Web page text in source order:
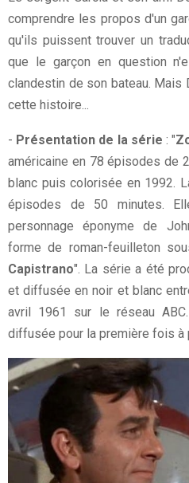
comprendre les propos d'un
qu'ils puissent trouver un
que le garçon en question
clandestin de son bateau. Mais
cette histoire...
- Présentation de la série : "
américaine en 78 épisodes de
blanc puis colorisée en 1992.
épisodes de 50 minutes.
personnage éponyme de
forme de roman-feuilleton
Capistrano". La série a été
et diffusée en noir et blanc
avril 1961 sur le réseau
diffusée pour la première fois à